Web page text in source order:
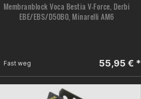
Membranblock Voca Bestia V-Force, Derbi
EBE/EBS/D50B0, Minarelli AM6
Fast weg 55,95 € *